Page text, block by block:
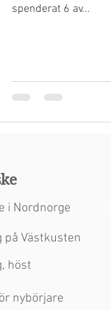
spenderat 6 av...
i Nordnorge
på Västkusten
höst
nybörjare